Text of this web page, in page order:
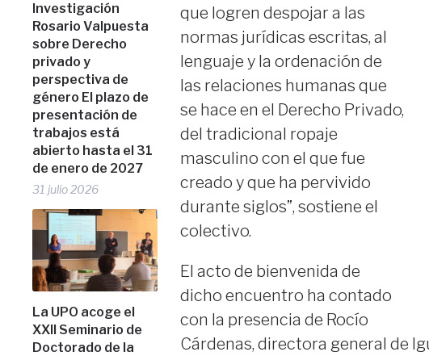
Investigación
Rosario Valpuesta
sobre Derecho
privado y
perspectiva de
género El plazo de
presentación de
trabajos está
abierto hasta el 31
de enero de 2027
31 julio 2026
La UPO acoge el
XXII Seminario de
Doctorado de la
que logren despojar a las
normas jurídicas escritas, al
lenguaje y la ordenación de
las relaciones humanas que
se hace en el Derecho Privado,
del tradicional ropaje
masculino con el que fue
creado y que ha pervivido
durante siglos”, sostiene el
colectivo.
El acto de bienvenida de
dicho encuentro ha contado
con la presencia de Rocío
Cárdenas, directora general de